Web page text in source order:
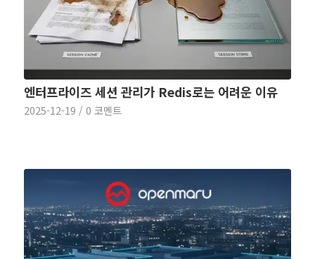
엔터프라이즈 세션 관리가 Redis로는 어려운 이유
2025-12-19 / 0 코멘트